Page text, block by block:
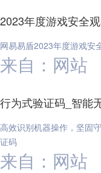
2023年度游戏安全
网易易盾2023年度游戏安
来自：网站
行为式验证码_智能
高效识别机器操作，坚固
证码
来自：网站